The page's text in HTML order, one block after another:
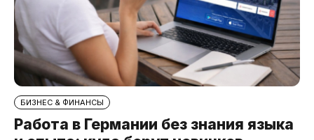
БИЗНЕС & ФИНАНСЫ
Работа в Германии без знания языка